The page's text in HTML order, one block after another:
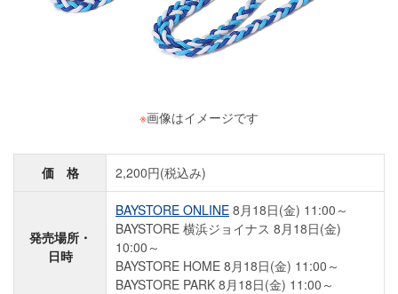
※画像はイメージです
価 格 2,200円(税込み)
発売場所・
日時
BAYSTORE ONLINE 8月18日(金) 11:00～
BAYSTORE 横浜ジョイナス 8月18日(金)
10:00～
BAYSTORE HOME 8月18日(金) 11:00～
BAYSTORE PARK 8月18日(金) 11:00～